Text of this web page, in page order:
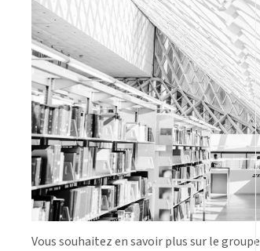
Vous souhaitez en savoir plus sur le groupe